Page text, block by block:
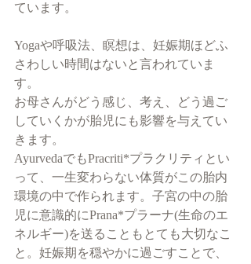
ています。
Yogaや呼吸法、瞑想は、妊娠期ほどふ
さわしい時間はないと言われていま
す。
お母さんがどう感じ、考え、どう過ご
していくかが胎児にも影響を与えてい
きます。
AyurvedaでもPracriti*プラクリティとい
って、一生変わらない体質がこの胎内
環境の中で作られます。子宮の中の胎
児に意識的にPrana*プラーナ(生命のエ
ネルギー)を送ることもとても大切なこ
と。妊娠期を穏やかに過ごすことで、